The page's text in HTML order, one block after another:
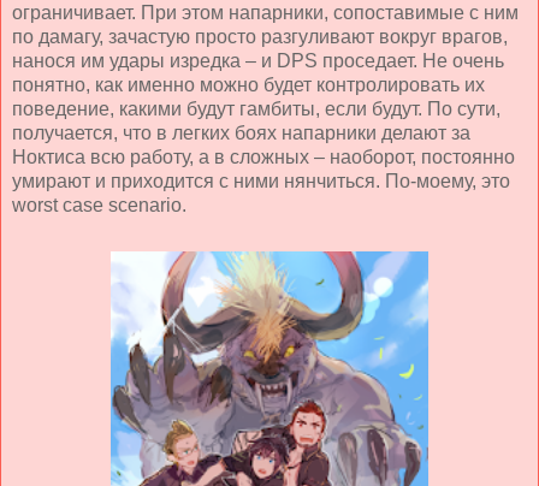
ограничивает. При этом напарники, сопоставимые с ним
по дамагу, зачастую просто разгуливают вокруг врагов,
нанося им удары изредка – и DPS проседает. Не очень
понятно, как именно можно будет контролировать их
поведение, какими будут гамбиты, если будут. По сути,
получается, что в легких боях напарники делают за
Ноктиса всю работу, а в сложных – наоборот, постоянно
умирают и приходится с ними нянчиться. По-моему, это
worst case scenario.